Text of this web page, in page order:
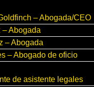
– Abogada/CEO
– Abogada
– Abogada
– Abogado de oficio
de asistente legales